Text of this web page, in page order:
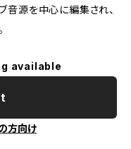
音源を中心に編集され、
available
方向け